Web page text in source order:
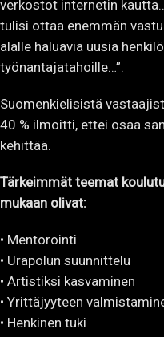
verkostot internetin
tulisi ottaa enemmän
alalle haluavia uusia
työnantajatahoille…”.
Suomenkielisistä
40 % ilmoitti, ettei osaa
kehittää.
Tärkeimmät teemat
mukaan olivat:
• Mentorointi
• Urapolun suunnittelu
• Artistiksi kasvaminen
• Yrittäjyyteen
• Henkinen tuki